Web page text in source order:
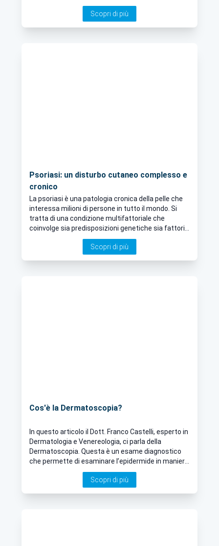
sole è frequente, è fondamentale adottare misure
preventive efficaci e sensibilizzare la popolazione
Scopri di più
Psoriasi: un disturbo cutaneo complesso e
cronico
La psoriasi è una patologia cronica della pelle che
interessa milioni di persone in tutto il mondo. Si
tratta di una condizione multifattoriale che
coinvolge sia predisposizioni genetiche sia fattori
ambientali. In questo articolo esploreremo insieme
al nostro specialista in Dermatologia, le cause, i
Scopri di più
Cos'è la Dermatoscopia?
In questo articolo il Dott. Franco Castelli, esperto in
Dermatologia e Venereologia, ci parla della
Dermatoscopia. Questa è un esame diagnostico
che permette di esaminare l’epidermide in maniera
non invasiva, così da riconoscere anomalie o
eventuali irregolarità contribuendo alla diagnosi di
Scopri di più